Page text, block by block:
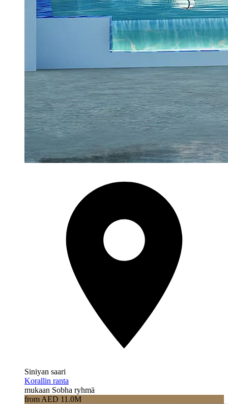
Siniyan saari
Korallin ranta
mukaan Sobha ryhmä
from AED 11.0M